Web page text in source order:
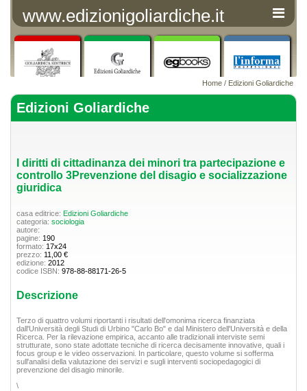
www.edizionigoliardiche.it
Home / Edizioni Goliardiche
Edizioni Goliardiche
I diritti di cittadinanza dei minori tra partecipazione e
controllo 3Prevenzione del disagio e socializzazione
giuridica
casa editrice: Edizioni Goliardiche
categoria: sociologia
autore:
pagine: 190
formato: 17x24
prezzo: 11,00 €
edizione: 2012
codice ISBN: 978-88-88171-26-5
Descrizione
Terzo di quattro volumi riportanti i risultati dell'omonima ricerca finanziata
dall'Università degli Studi di Urbino "Carlo Bo" e dal Ministero dell'Università e della
Ricerca. Per la rilevazione empirica, accanto alle tradizionali interviste semi
strutturate, sono state adottate tecniche di ricerca decisamente innovative, quali i
focus group e le video osservazioni. In particolare, questo volume si sofferma
sull'analisi della valutazione dei servizi e sugli interventi sociopedagogici di
prevenzione del disagio minorile.
\